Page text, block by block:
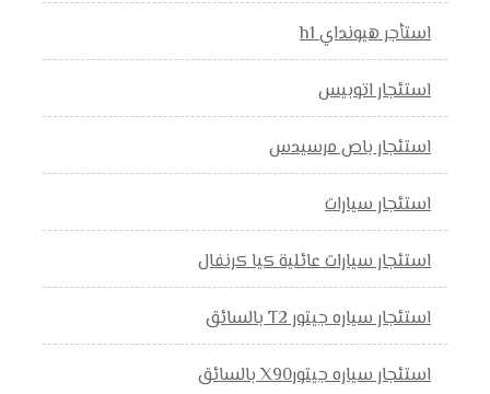
استأجر هيونداي h1
استئجار اتوبيس
استئجار باص مرسيدس
استئجار سيارات
استئجار سيارات عائلية كيا كرنفال
استئجار سياره جيتور T2 بالسائق
استئجار سياره جيتورX90 بالسائق